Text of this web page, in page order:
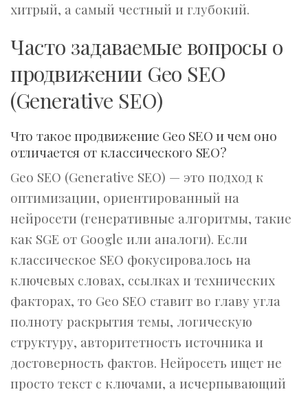
хитрый, а самый честный и глубокий.
Часто задаваемые вопросы о
продвижении Geo SEO
(Generative SEO)
Что такое продвижение Geo SEO и чем оно
отличается от классического SEO?
Geo SEO (Generative SEO) — это подход к
оптимизации, ориентированный на
нейросети (генеративные алгоритмы, такие
как SGE от Google или аналоги). Если
классическое SEO фокусировалось на
ключевых словах, ссылках и технических
факторах, то Geo SEO ставит во главу угла
полноту раскрытия темы, логическую
структуру, авторитетность источника и
достоверность фактов. Нейросеть ищет не
просто текст с ключами, а исчерпывающий